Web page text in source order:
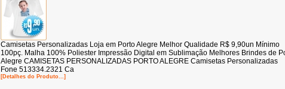
Camisetas Personalizadas Loja em Porto Alegre Melhor Qualidade R$ 9,90un Mínimo
100pç. Malha 100% Poliester Impressão Digital em Sublimação Melhores Brindes de
Alegre CAMISETAS PERSONALIZADAS PORTO ALEGRE Camisetas Personalizadas
Fone 513334.2321 Ca
[Detalhes do Produto...]